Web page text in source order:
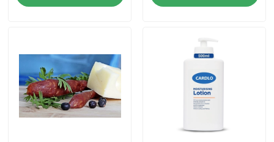
संपर्क करें
समाचार